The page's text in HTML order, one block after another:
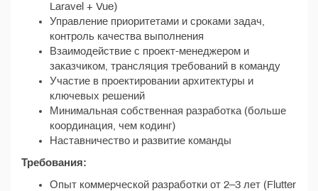
Laravel + Vue)
Управление приоритетами и сроками задач,
контроль качества выполнения
Взаимодействие с проект-менеджером и
заказчиком, трансляция требований в команду
Участие в проектировании архитектуры и
ключевых решений
Минимальная собственная разработка (больше
координация, чем кодинг)
Наставничество и развитие команды
Требования:
Опыт коммерческой разработки от 2–3 лет (Flutter